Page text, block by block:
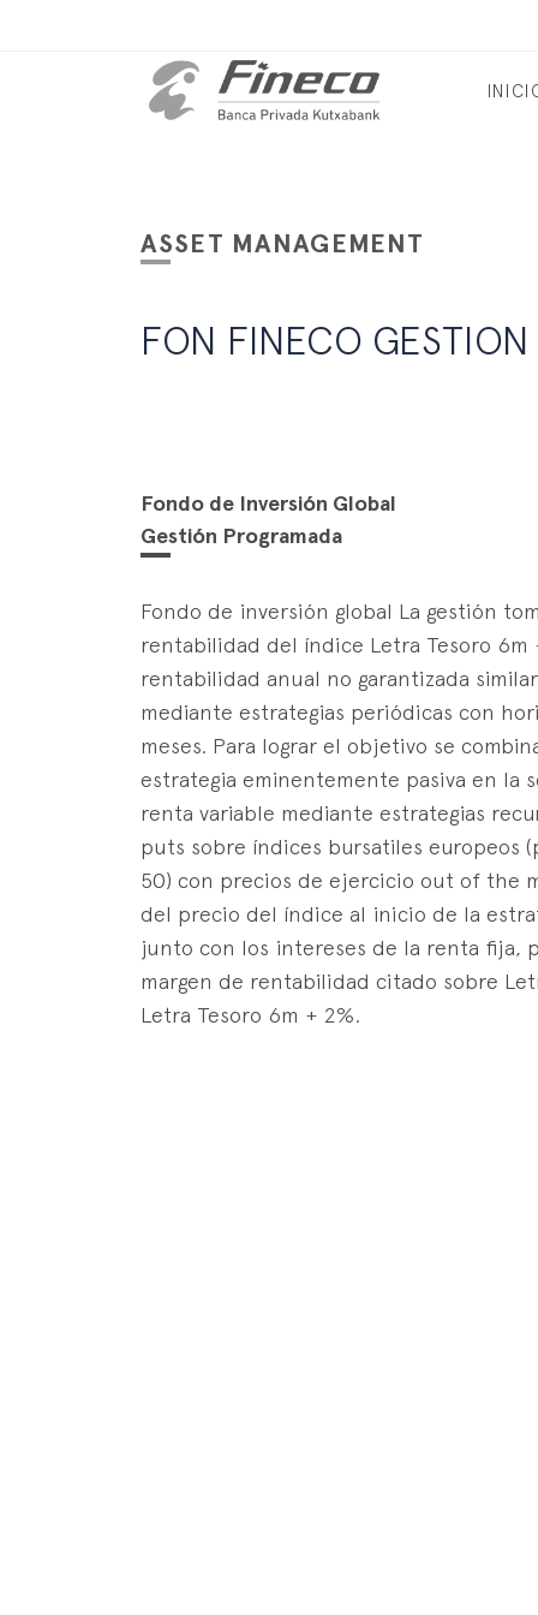
ASSET MANAGEMENT
FON FINECO GESTION
Fondo de Inversión Global
Gestión Programada
Fondo de inversión global La gestión
rentabilidad del índice Letra Tesoro 6m
rentabilidad anual no garantizada
mediante estrategias periódicas con
meses. Para lograr el objetivo se
estrategia eminentemente pasiva en la
renta variable mediante estrategias
puts sobre índices bursatiles europeos
50) con precios de ejercicio out of the
del precio del índice al inicio de la
junto con los intereses de la renta fija,
margen de rentabilidad citado sobre
Letra Tesoro 6m + 2%.